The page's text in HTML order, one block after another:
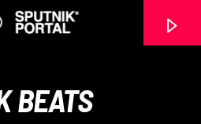
BEATS